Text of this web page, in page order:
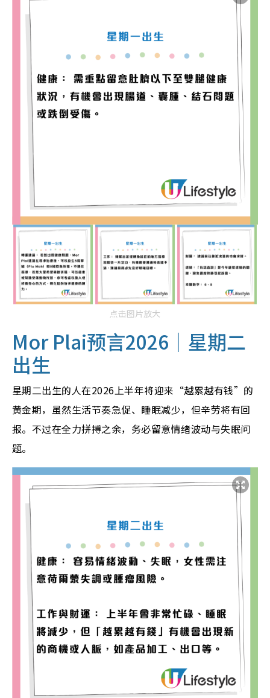
点击图片放大
Mor Plai预言2026｜ 星期二
出生
星期二出生的人在2026上半年将迎来“越累越有钱”的
黄金期，虽然生活节奏急促、睡眠减少，但辛劳将有回
报。不过在全力拼搏之余，务必留意情绪波动与失眠问
题。